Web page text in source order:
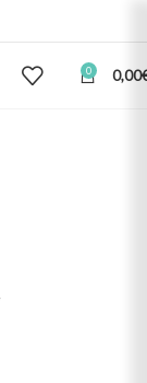
0 0,00